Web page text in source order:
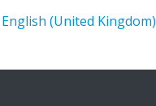
English (United Kingdom)